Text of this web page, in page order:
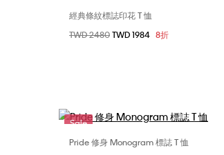
選擇您的尺碼
XXS
XS
經典條紋標誌印花 T 恤
價格扣減從
TWD 2480至
TWD 1984 8折
Sale
選擇您的尺碼
Pride 修身 Monogram 標誌 T 恤